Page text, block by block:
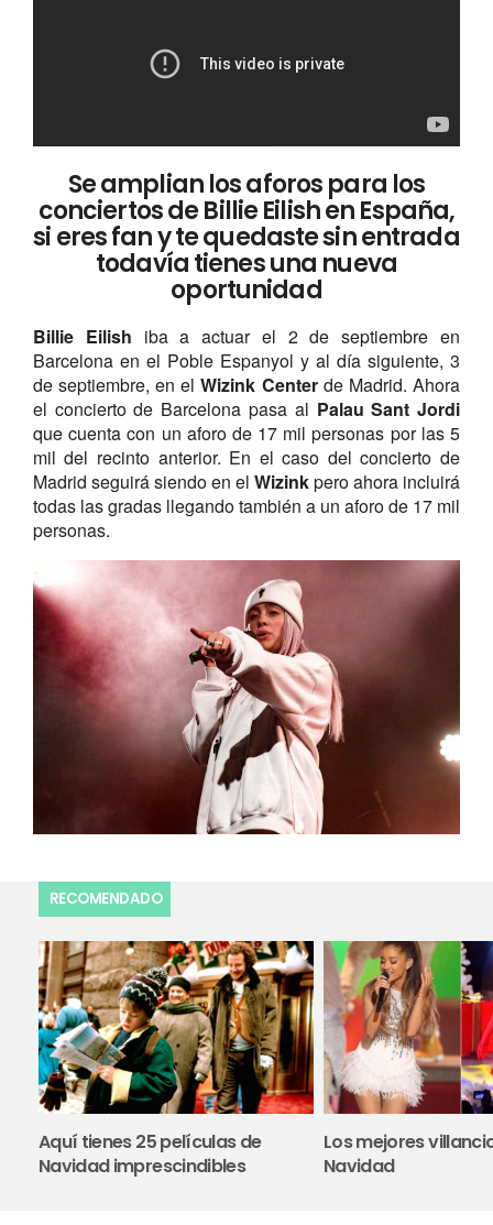
Se amplian los aforos para los
conciertos de Billie Eilish en España,
si eres fan y te quedaste sin entrada
todavía tienes una nueva
oportunidad
Billie Eilish iba a actuar el 2 de septiembre en
Barcelona en el Poble Espanyol y al día siguiente, 3
de septiembre, en elWizink Centerde Madrid. Ahora
el concierto de Barcelona pasa al Palau Sant Jordi
que cuenta con un aforo de 17 mil personas por las 5
mil del recinto anterior. En el caso del concierto de
Madrid seguirá siendo en el Wizinkpero ahora incluirá
todas las gradas llegando también a un aforo de 17 mil
personas.
RECOMENDADO
Aquí tienes 25 películas de
Navidad imprescindibles
Los mejores
Navidad